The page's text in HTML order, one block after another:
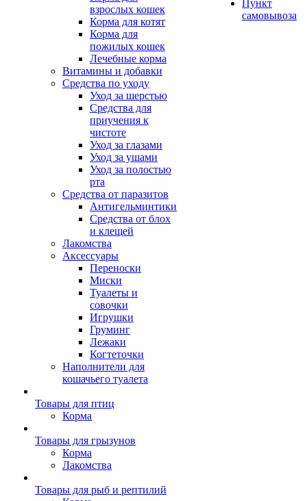
взрослых кошек
Корма для котят
Корма для
пожилых кошек
Лечебные корма
Витамины и добавки
Средства по уходу
Уход за шерстью
Средства для
приучения к
чистоте
Уход за глазами
Уход за ушами
Уход за полостью
рта
Средства от паразитов
Антигельминтики
Средства от блох
и клещей
Лакомства
Аксессуары
Переноски
Миски
Туалеты и
совочки
Игрушки
Груминг
Лежаки
Когтеточки
Наполнители для
кошачьего туалета
Товары для птиц
Корма
Товары для грызунов
Корма
Лакомства
Товары для рыб и рептилий
Пункт
самовывоза